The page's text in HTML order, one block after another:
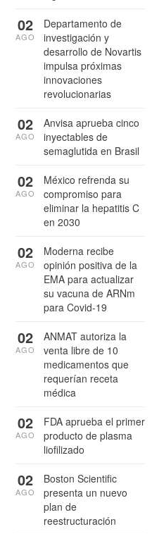
Departamento de
investigación y
desarrollo de Novartis
impulsa próximas
innovaciones
revolucionarias
02
AGO
Anvisa aprueba cinco
inyectables de
semaglutida en Brasil
02
AGO
México refrenda su
compromiso para
eliminar la hepatitis C
en 2030
02
AGO
Moderna recibe
opinión positiva de la
EMA para actualizar
su vacuna de ARNm
para Covid-19
02
AGO
ANMAT autoriza la
venta libre de 10
medicamentos que
requerían receta
médica
02
AGO
FDA aprueba el primer
producto de plasma
liofilizado
02
AGO
Boston Scientific
presenta un nuevo
plan de
reestructuración
02
AGO